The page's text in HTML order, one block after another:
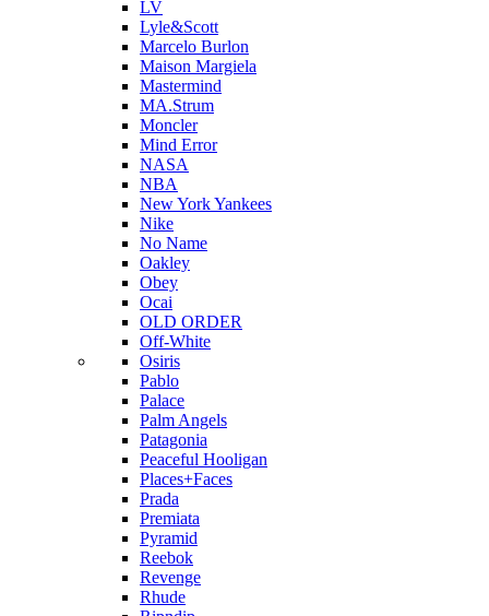
LV
Lyle&Scott
Marcelo Burlon
Maison Margiela
Mastermind
MA.Strum
Moncler
Mind Error
NASA
NBA
New York Yankees
Nike
No Name
Oakley
Obey
Ocai
OLD ORDER
Off-White
Osiris
Pablo
Palace
Palm Angels
Patagonia
Peaceful Hooligan
Places+Faces
Prada
Premiata
Pyramid
Reebok
Revenge
Rhude